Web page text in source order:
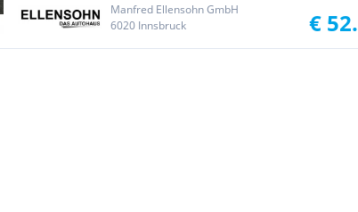
Manfred Ellensohn GmbH
6020 Innsbruck
€